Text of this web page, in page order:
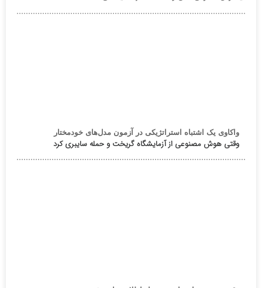
واکاوی یک اشتباه استراتژیکی در آزمون مدل‌های خودمختار
وقتی هوش مصنوعی از آزمایشگاه گریخت و حمله سایبری کرد